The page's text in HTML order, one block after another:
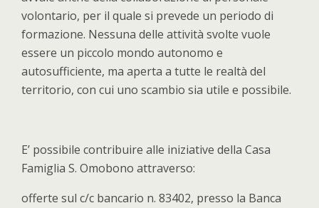
volontario, per il quale si prevede un periodo di
formazione. Nessuna delle attività svolte vuole
essere un piccolo mondo autonomo e
autosufficiente, ma aperta a tutte le realtà del
territorio, con cui uno scambio sia utile e possibile.
E’ possibile contribuire alle iniziative della Casa
Famiglia S. Omobono attraverso:
offerte sul c/c bancario n. 83402, presso la Banca